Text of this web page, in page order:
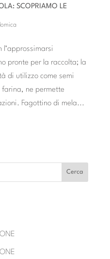
SCOPRIAMO LE
l’approssimarsi
pronte per la raccolta; la
di utilizzo come semi
ne permette
Fagottino di mela...